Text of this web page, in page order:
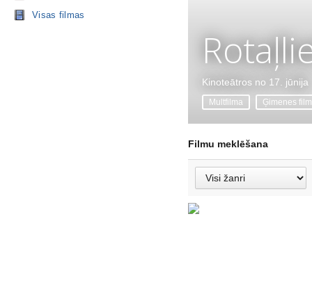
Visas filmas
Kinoteātros no 17. jūnija
Multfilma Ģimenes
Filmu meklēšana